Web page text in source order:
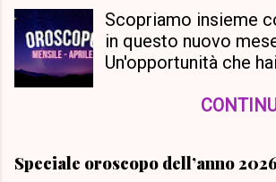
Scopriamo insieme
in questo nuovo
Un'opportunità che
questo mese, e sei
di concentrarti
Speciale oroscopo dell’anno